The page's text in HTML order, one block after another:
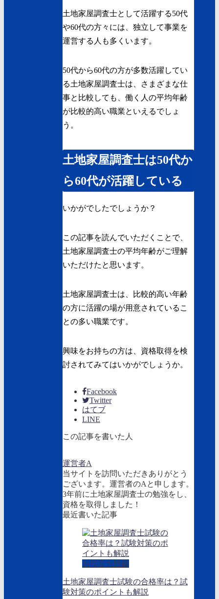
土地家屋調査士として活躍する50代
や60代の方々には、独立して事業を
運営する人も多くいます。
50代から60代の方が多数活躍してい
る土地家屋調査士は、さまざまな仕
事と比較しても、働く人の平均年齢
が比較的高い職業といえるでしょ
う。
土地家屋調査士は50代か
ら60代が活躍している
いかがでしたでしょうか？
この記事を読んでいただくことで、
土地家屋調査士の平均年齢がご理解
いただけたと思います。
土地家屋調査士は、比較的高い年齢
の方に活躍の場が用意されているこ
との多い職業です。
興味をお持ちの方は、資格取得を検
討されてみてはいかがでしょうか。
Facebook
Twitter
はてブ
LINE
この記事を書いた人
運営者A
当サイトを訪問いただきありがとう
ございます。運営者のAと申します。
3年前に土地家屋調査士の勉強をし、
資格を取得しました！
最近書いた記事
お役立ち情報
土地家屋調査士試験の合格率は？試
験対策のポイントも解説